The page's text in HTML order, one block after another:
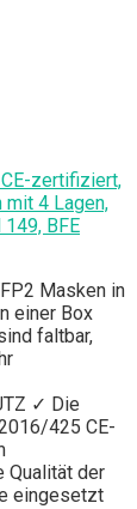
zertifiziert,
mit 4 Lagen,
BFE
Masken in
einer Box
faltbar,
✓ Die
425 CE-
Qualität der
eingesetzt